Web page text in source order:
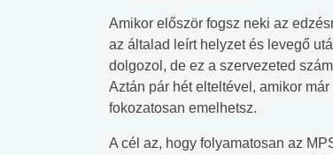
Amikor először fogsz neki az
az általad leírt helyzet és levegő
dolgozol, de ez a szervezeted
Aztán pár hét elteltével, amikor
fokozatosan emelhetsz.
A cél az, hogy folyamatosan az